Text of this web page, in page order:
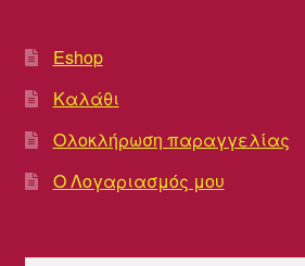
Eshop
Καλάθι
Ολοκλήρωση παραγγελίας
Ο Λογαριασμός μου